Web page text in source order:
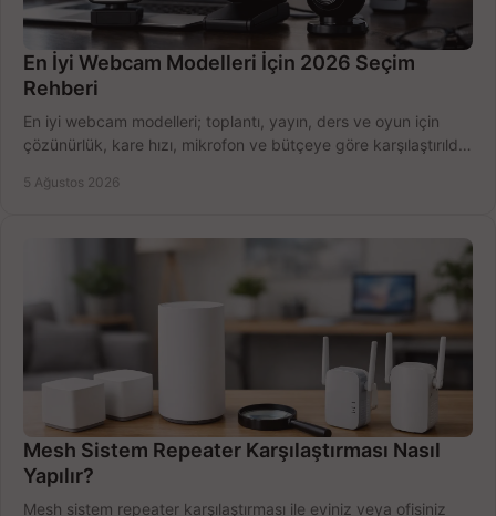
En İyi Webcam Modelleri İçin 2026 Seçim
Rehberi
En iyi webcam modelleri; toplantı, yayın, ders ve oyun için
çözünürlük, kare hızı, mikrofon ve bütçeye göre karşılaştırıldı.
5 Ağustos 2026
Mesh Sistem Repeater Karşılaştırması Nasıl
Yapılır?
Mesh sistem repeater karşılaştırması ile eviniz veya ofisiniz